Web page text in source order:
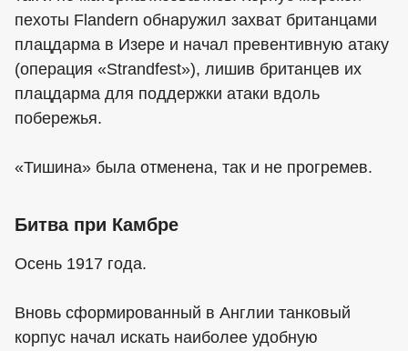
пехоты Flandern обнаружил захват британцами
плацдарма в Изере и начал превентивную атаку
(операция «Strandfest»), лишив британцев их
плацдарма для поддержки атаки вдоль
побережья.
«Тишина» была отменена, так и не прогремев.
Битва при Камбре
Осень 1917 года.
Вновь сформированный в Англии танковый
корпус начал искать наиболее удобную